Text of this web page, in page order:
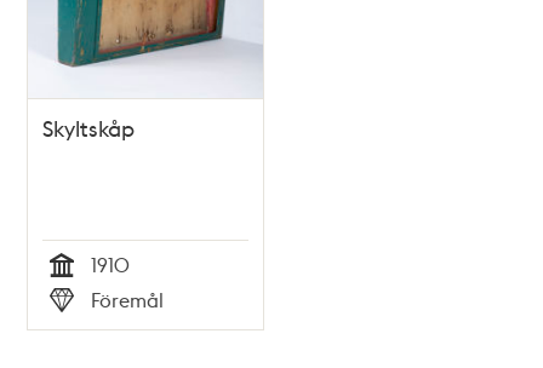
Skyltskåp
Tid
1910
Typ
Föremål